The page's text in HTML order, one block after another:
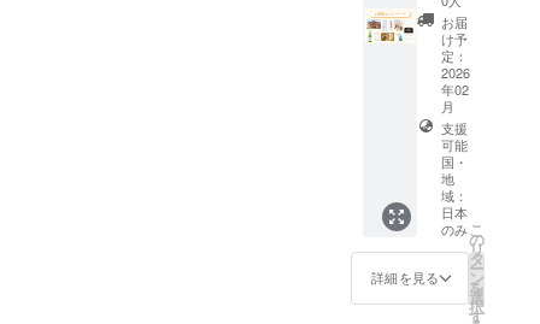
神前に
奉納 ※
芳名帳
に記載
するお
名前を
備考欄
にご記
載くだ
さい 御
朱印と
御朱印
帳は、
クラウ
ドファ
ンディ
3.5cm
・絵
馬 高
さ約
9cm、
幅約
13.5cm
・手ぬ
ぐい
高さ約
35cm、
幅約
50cm
・神酒
【導】
特別御
朱印
（二
種）
高さ約
14cm、
幅約
20cm
・妙義
神社御
札 高
さ約
6.7cm
・御守
お届
け予
定：
2026
年02
月
支援
可能
国・
地
域：
日本
のみ
詳細を見る
こ
の
リ
タ
ー
ン
を
選
択
す